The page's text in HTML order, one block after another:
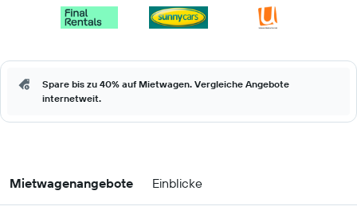
Spare bis zu 40% auf Mietwagen. Vergleiche Angebote
internetweit.
Mietwagenangebote Einblicke